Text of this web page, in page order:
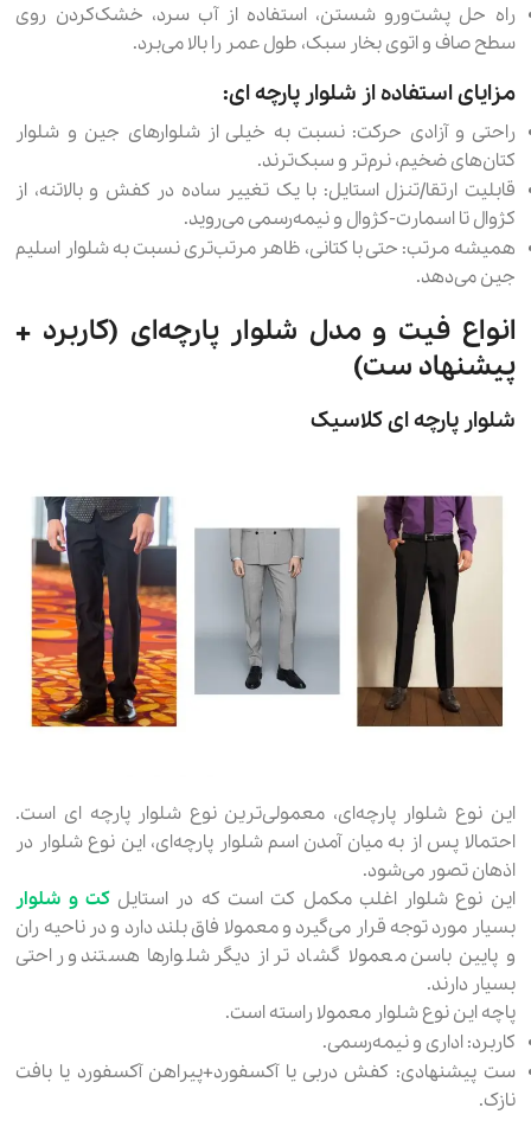
راه حل پشت‌ورو شستن، استفاده از آب سرد، خشک‌کردن روی
سطح صاف و اتوی بخار سبک، طول عمر را بالا می‌برد.
مزایای استفاده از شلوار پارچه ای:
راحتی و آزادی حرکت: نسبت به خیلی از شلوارهای جین‌ و شلوار
کتان‌های ضخیم، نرم‌تر و سبک‌ترند.
قابلیت ارتقا/تنزل استایل: با یک تغییر ساده در کفش و بالاتنه، از
کژوال تا اسمارت-کژوال و نیمه‌رسمی می‌روید.
همیشه مرتب: حتی با کتانی، ظاهر مرتب‌تری نسبت به شلوار اسلیم
جین می‌دهد.
انواع فیت و مدل شلوار پارچه‌ای (کاربرد +
پیشنهاد ست)
شلوار پارچه ای کلاسیک
این نوع شلوار پارچه‌ای، معمولی‌ترین نوع شلوار پارچه ای است.
احتمالا پس از به میان آمدن اسم شلوار پارچه‌ای، این نوع شلوار در
اذهان تصور می‌شود.
این نوع شلوار اغلب مکمل کت است که در استایلکت و شلوار
بسیار مورد توجه قرار می‌گیرد و معمولا فاق بلند دارد و در ناحیه ران
و پایین باسن معمولا گشاد تر از دیگر شلوارها هستند و راحتی
بسیار دارند.
پاچه‌ این نوع شلوار معمولا راسته است.
کاربرد: اداری و نیمه‌رسمی.
ست پیشنهادی: کفش دربی یا آکسفورد+پیراهن آکسفورد یا بافت
نازک.